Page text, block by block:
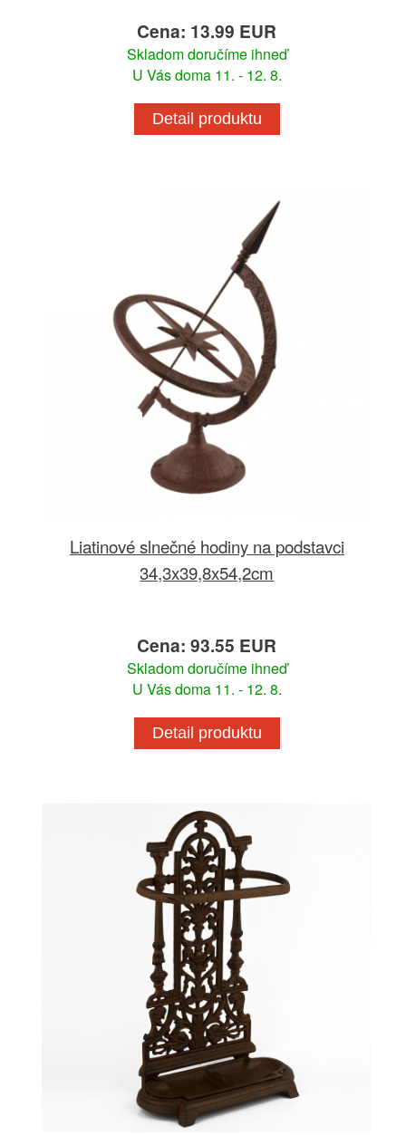
Cena: 13.99 EUR
Skladom doručíme ihneď
U Vás doma 11. - 12. 8.
Detail produktu
Liatinové slnečné hodiny na podstavci
34,3x39,8x54,2cm
Cena: 93.55 EUR
Skladom doručíme ihneď
U Vás doma 11. - 12. 8.
Detail produktu